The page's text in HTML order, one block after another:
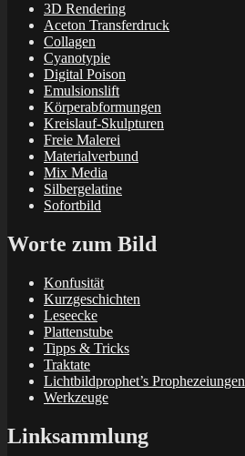
3D Rendering
Aceton Transferdruck
Collagen
Cyanotypie
Digital Poison
Emulsionslift
Körperabformungen
Kreislauf-Skulpturen
Freie Malerei
Materialverbund
Mix Media
Silbergelatine
Sofortbild
Worte zum Bild
Konfusität
Kurzgeschichten
Leseecke
Plattenstube
Tipps & Tricks
Traktate
Lichtbildprophet’s Prophezeiungen
Werkzeuge
Linksammlung